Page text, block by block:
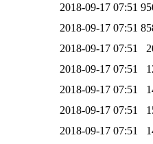
2018-09-17 07:51
2018-09-17 07:51
2018-09-17 07:51
2018-09-17 07:51
2018-09-17 07:51
2018-09-17 07:51
2018-09-17 07:51